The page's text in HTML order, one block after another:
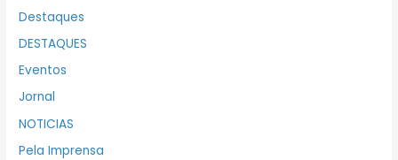
Destaques
DESTAQUES
Eventos
Jornal
NOTICIAS
Pela Imprensa